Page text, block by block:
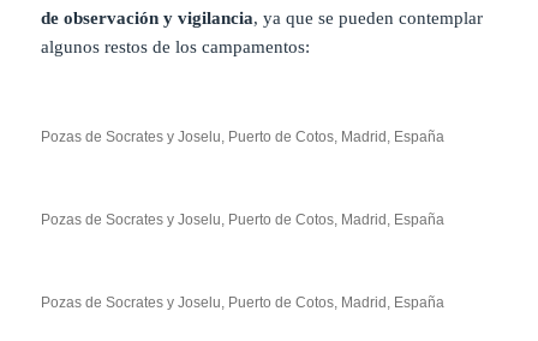
de observación y vigilancia, ya que se pueden contemplar
algunos restos de los campamentos:
Pozas de Socrates y Joselu, Puerto de Cotos, Madrid, España
Pozas de Socrates y Joselu, Puerto de Cotos, Madrid, España
Pozas de Socrates y Joselu, Puerto de Cotos, Madrid, España